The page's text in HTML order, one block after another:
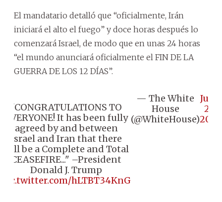
El mandatario detalló que “oficialmente, Irán
iniciará el alto el fuego” y doce horas después lo
comenzará Israel, de modo que en unas 24 horas
“el mundo anunciará oficialmente el FIN DE LA
GUERRA DE LOS 12 DÍAS”.
"CONGRATULATIONS TO
EVERYONE! It has been fully
agreed by and between
Israel and Iran that there
will be a Complete and Total
CEASEFIRE..." –President
Donald J. Trump
pic.twitter.com/hLTBT34KnG
— The White
House
(@WhiteHouse)
June
23,
2025